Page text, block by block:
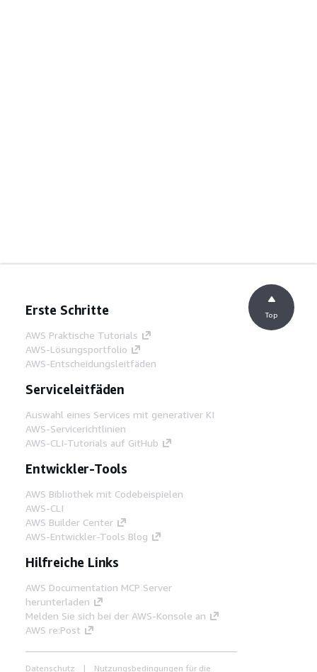
Erste Schritte
AWS Praktische Tutorials
AWS-Lösungsportfolio
AWS-Entscheidungsleitfäden
Serviceleitfäden
Auswahl eines Services mit generativer KI
AWS-Servicerichtlinien
AWS-CLI-Tutorials auf GitHub
Entwickler-Tools
AWS Bibliothek mit Codebeispielen
AWS-CLI
AWS Builder Center
AWS-Entwickler-Tools Blog
Hilfreiche Links
AWS Documentation MCP Server
herunterladen
Melden Sie sich bei der AWS-Konsole an
AWS re:Post
Datenschutz Nutzungsbedingungen für die
Top